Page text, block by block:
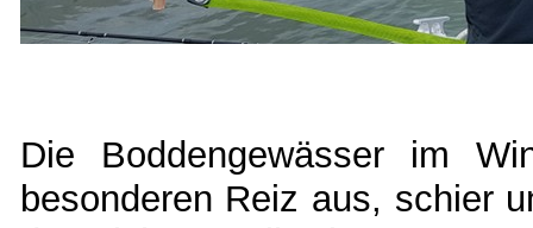
Die Boddengewässer im
besonderen Reiz aus, schier